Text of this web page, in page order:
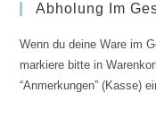
Abholung Im
Wenn du deine Ware im
markiere bitte in
“Anmerkungen” (Kasse)